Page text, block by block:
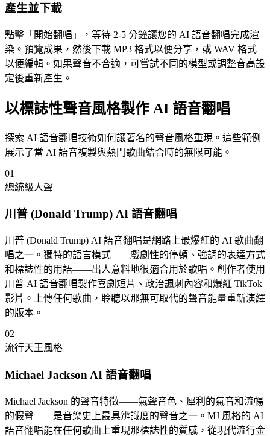
產生並下載
點擊「開始翻唱」，等待 2-5 分鐘讓您的 AI 語音翻唱完成渲
染。預覽成果，然後下載 MP3 格式以便分享，或 WAV 格式
以便編輯。如果聲音不合適，可嘗試不同的模型或調整音高設
定後重新產生。
以標誌性聲音風格製作 AI 語音翻唱
探索 AI 語音翻唱技術如何讓著名的聲音風格重現。這些範例
展示了當 AI 語音複製與熱門歌曲結合時的無限可能。
01
總統級人聲
川普 (Donald Trump) AI 語音翻唱
川普 (Donald Trump) AI 語音翻唱是網路上最爆紅的 AI 歌曲翻
唱之一。獨特的語言模式——戲劇性的停頓、強調的表達方式
和標誌性的用語——出人意料地很適合用於歌唱。創作者使用
川普 AI 語音翻唱製作喜劇短片、政治諷刺內容和爆紅 TikTok
影片。上傳任何歌曲，聆聽以那無可取代的聲音能量重新演繹
的版本。
02
流行天王風格
Michael Jackson AI 語音翻唱
Michael Jackson 的聲音特徵——氣聲音色、犀利的氣音和流暢
的假聲——是音樂史上最具辨識度的聲音之一。MJ 風格的 AI
語音翻唱能在任何歌曲上重現那標誌性的質感，從現代流行金